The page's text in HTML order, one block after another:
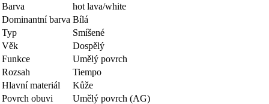
Barva
hot lava/white
Dominantní barva Bílá
Typ
Smíšené
Věk
Dospělý
Funkce
Umělý povrch
Rozsah
Tiempo
Hlavní materiál
Kůže
Povrch obuvi
Umělý povrch (AG)